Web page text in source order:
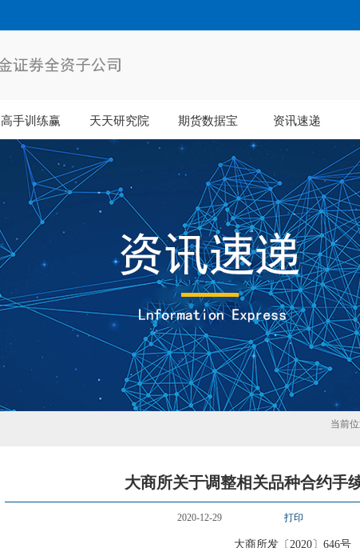
高手训练赢 天天研究院 期货数据宝 资讯速递
当前位
大商所关于调整相关品种合约手
2020-12-29 打印
大商所发〔2020〕646号